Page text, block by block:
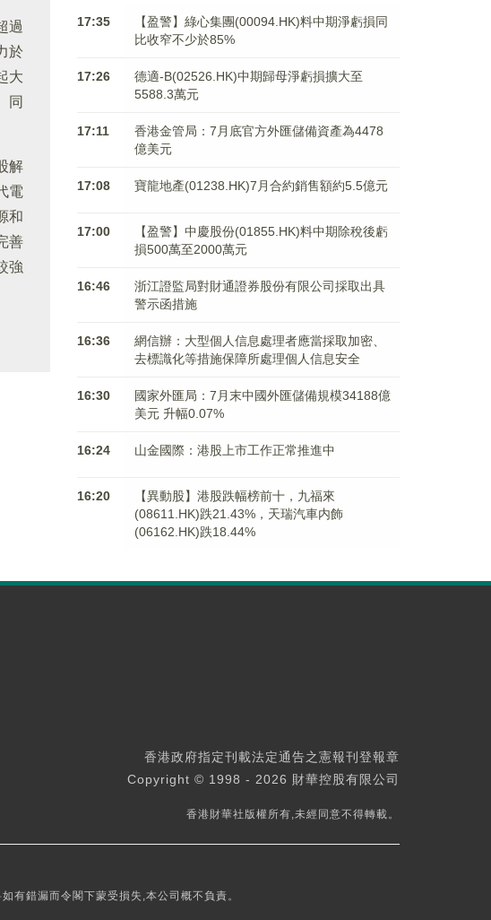
過
於
大
同
解
電
和
善
強
17:35
【盈警】綠心集團(00094.HK)料中期淨虧損同
比收窄不少於85%
17:26
德適-B(02526.HK)中期歸母淨虧損擴大至
5588.3萬元
17:11
香港金管局：7月底官方外匯儲備資產為4478
億美元
17:08 寶龍地產(01238.HK)7月合約銷售額約5.5億元
17:00
【盈警】中慶股份(01855.HK)料中期除稅後虧
損500萬至2000萬元
16:46
浙江證監局對財通證券股份有限公司採取出具
警示函措施
16:36
網信辦：大型個人信息處理者應當採取加密、
去標識化等措施保障所處理個人信息安全
16:30
國家外匯局：7月末中國外匯儲備規模34188億
美元 升幅0.07%
16:24 山金國際：港股上市工作正常推進中
16:20
【異動股】港股跌幅榜前十，九福來
(08611.HK)跌21.43%，天瑞汽車内飾
(06162.HK)跌18.44%
香港政府指定刊載法定通告之憲報刊登報章
Copyright © 1998 - 2026 財華控股有限公司
香港財華社版權所有,未經同意不得轉載。
有錯漏而令閣下蒙受損失,本公司概不負責。